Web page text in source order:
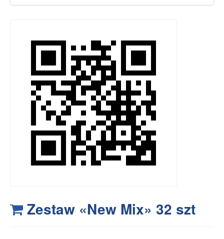
Zestaw «New Mix» 32 szt